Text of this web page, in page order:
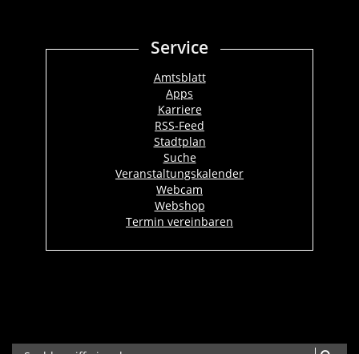
Service
Amtsblatt
Apps
Karriere
RSS-Feed
Stadtplan
Suche
Veranstaltungskalender
Webcam
Webshop
Termin vereinbaren